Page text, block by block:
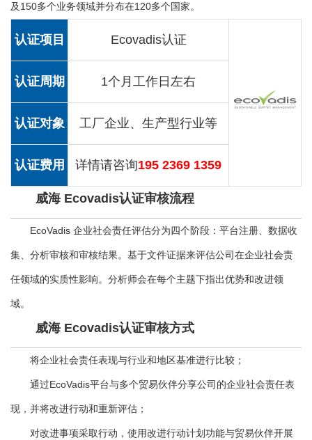
及150多个业务领域并分布在120多个国家。
认证项目 Ecovadis认证
认证周期 1个月工作日左右
认证对象 工厂企业、生产型行业等
认证费用 详情请咨询195 2369 1359
威海 Ecovadis认证审核流程
EcoVadis 企业社会责任评估分为四个阶段：平台注册、数据收
集、分析审核和审核结果。基于文件证据来评估公司在企业社会责
任领域的实质性影响。分析师会在每个主题下指出优势和改进领
域。
威海 Ecovadis认证审核方式
将企业社会责任表现与行业和地区基准进行比较；
通过EcoVadis平台与多个贸易伙伴分享公司的企业社会责任表
现，并将改进行动和重新评估；
对改进事项采取行动，使用改进行动计划功能与贸易伙伴开展